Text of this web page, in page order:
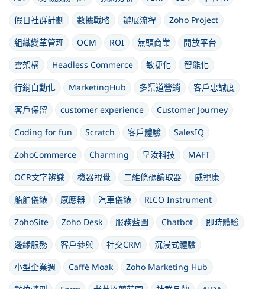
假日社群計劃
數據戰略 辦展流程
Zoho Project
組織變革管理
OCM ROI 無頭商業
開放平台
雲架構
Headless Commerce 敏捷化
智能化
行銷自動化
MarketingHub 多渠道營銷
客戶忠誠度
客戶保留
customer experience
Customer Journey
Coding for fun
Scratch 客戶體驗
SalesIQ
ZohoCommerce
Charming 呈汝科技
MAFT
OCR文字辨識
機器視覺 二維條碼讀取器
威視康
船舶儀錶
感應器 汽車儀錶
RICO Instrument
ZohoSite
Zoho Desk 服務藍圖 Chatbot
即時體驗
邊緣服務
客戶參與 社交CRM
沉浸式體驗
小型企業週
Caffè Moak
Zoho Marketing Hub